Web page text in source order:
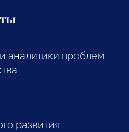
аналитики проблем
развития